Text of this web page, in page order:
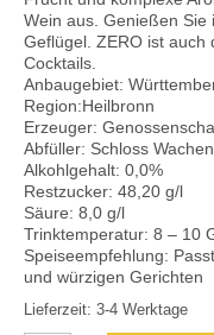
Wein aus. Genießen Sie
Geflügel. ZERO ist auch
Cocktails.
Anbaugebiet:
Region:Heilbronn
Erzeuger:
Abfüller: Schloss
Alkohlgehalt: 0,0%
Restzucker: 48,20 g/l
Säure: 8,0 g/l
Trinktemperatur: 8 – 10
Speiseempfehlung:
und würzigen Gerichten
Lieferzeit: 3-4 Werktage